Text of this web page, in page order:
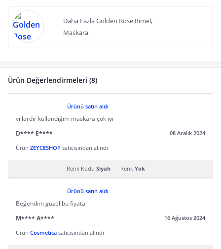
Daha Fazla Golden Rose Rimel,
Maskara
Ürün Değerlendirmeleri (8)
Ürünü satın aldı
yıllardır kullandığım maskara çok iyi
D**** E****
08 Aralık 2024
Ürün ZEYCESHOP satıcısından alındı
Renk Kodu Siyah Renk Yok
Ürünü satın aldı
Beğendim güzel bu fiyata
M**** A****
16 Ağustos 2024
Ürün Cosmetica satıcısından alındı